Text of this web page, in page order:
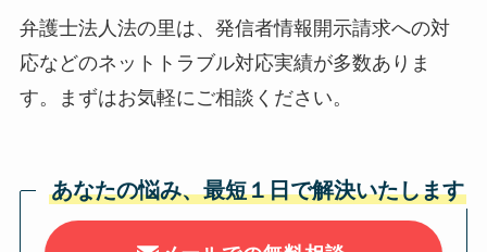
弁護士法人法の里は、発信者情報開示請求への対
応などのネットトラブル対応実績が多数ありま
す。まずはお気軽にご相談ください。
あなたの悩み、最短１日で解決いたします